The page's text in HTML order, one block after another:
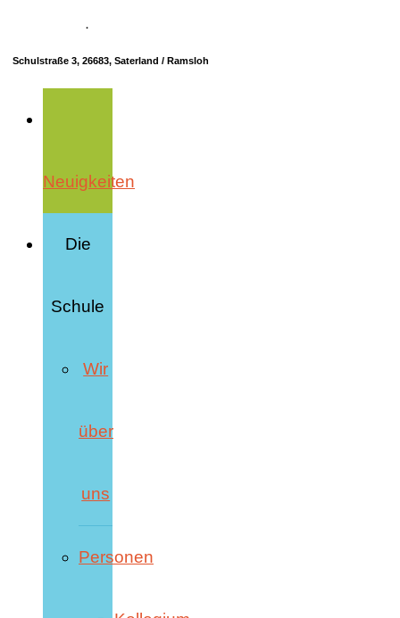
·
Schulstraße 3, 26683, Saterland / Ramsloh
Neuigkeiten
Die
Schule
Wir
über
uns
Personen